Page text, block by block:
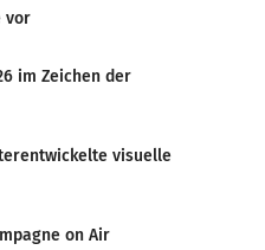
vor
im Zeichen der
visuelle
on Air